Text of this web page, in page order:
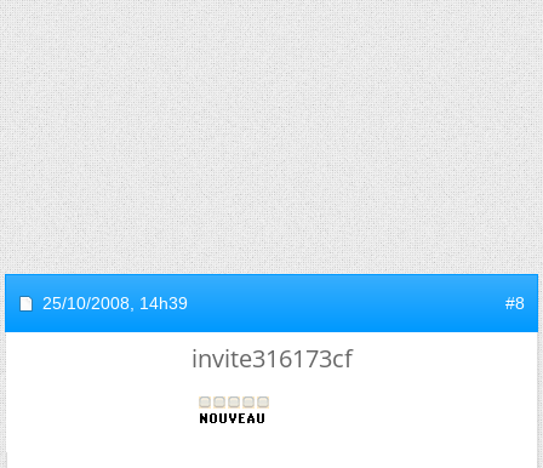
25/10/2008, 14h39 #8
invite316173cf